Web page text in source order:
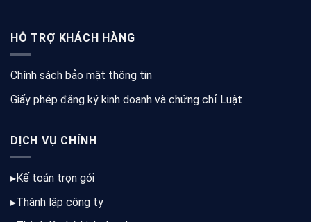
HỖ TRỢ KHÁCH HÀNG
Chính sách bảo mật thông tin
Giấy phép đăng ký kinh doanh và chứng chỉ Luật
DỊCH VỤ CHÍNH
▸Kế toán trọn gói
▸Thành lập công ty